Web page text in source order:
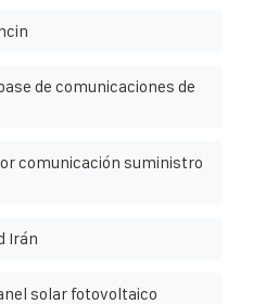
de comunicaciones de
comunicación suministro
Irán
solar fotovoltaico